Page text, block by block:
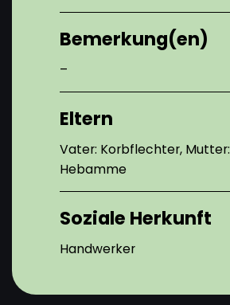
Bemerkung(en)
–
Eltern
Vater: Korbflechter, Mutter:
Hebamme
Soziale Herkunft
Handwerker